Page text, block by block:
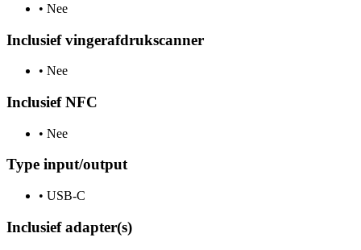
• Nee
Inclusief vingerafdrukscanner
• Nee
Inclusief NFC
• Nee
Type input/output
• USB-C
Inclusief adapter(s)